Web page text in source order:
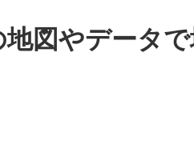
地図やデータ